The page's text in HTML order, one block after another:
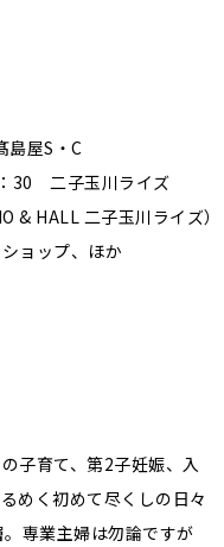
屋S・C
30 二子玉川ライズ
& HALL 二子玉川ライズ）
ョップ、ほか
子育て、第2子妊娠、入
めく初めて尽くしの日々
専業主婦は勿論ですが